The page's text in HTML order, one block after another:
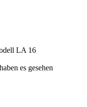
LA 16
es gesehen